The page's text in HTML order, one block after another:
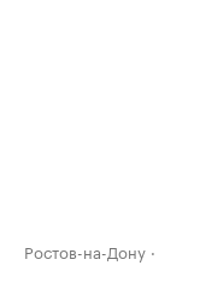
Ростов-на-Дону